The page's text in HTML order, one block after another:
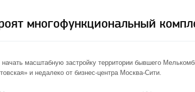
многофункциональный
масштабную застройку территории бывшего
и недалеко от бизнес-центра Москва-Сити.